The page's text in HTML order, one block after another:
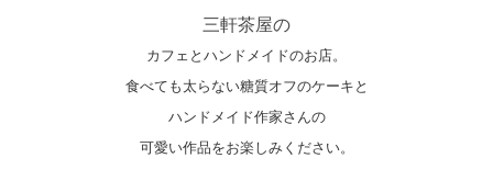
三軒茶屋の
カフェとハンドメイドのお店。
食べても太らない糖質オフのケーキと
ハンドメイド作家さんの
可愛い作品をお楽しみください。